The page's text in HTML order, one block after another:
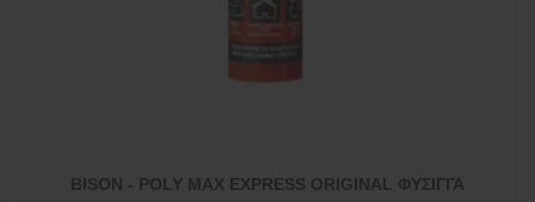
BISON - POLY MAX EXPRESS ORIGINAL ΦΥΣΙΓΓΑ